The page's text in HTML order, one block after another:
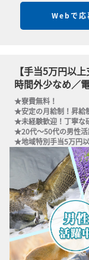
Webで応
【手当5万円以
時間外少なめ／
★寮費無料！
★安定の月給制！昇給
★未経験歓迎！丁寧な
★20代～50代の男性活
★地域特別手当5万円